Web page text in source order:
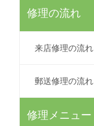
修理の流れ
来店修理の流れ
郵送修理の流れ
修理メニュー